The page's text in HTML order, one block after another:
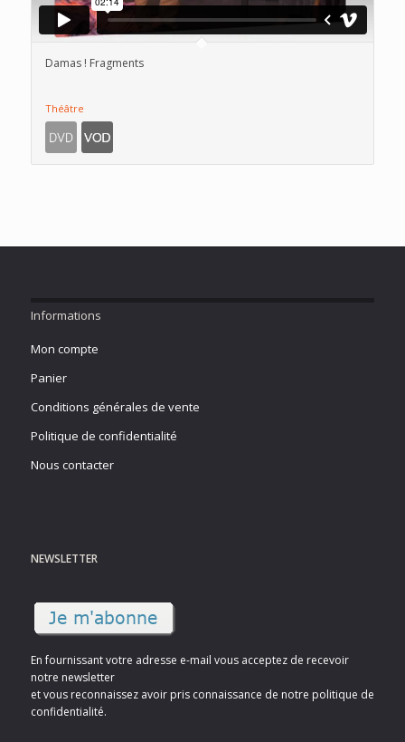
Damas ! Fragments
Théâtre
Informations
Mon compte
Panier
Conditions générales de vente
Politique de confidentialité
Nous contacter
NEWSLETTER
En fournissant votre adresse e-mail vous acceptez de recevoir
notre newsletter
et vous reconnaissez avoir pris connaissance de notre politique de
confidentialité.